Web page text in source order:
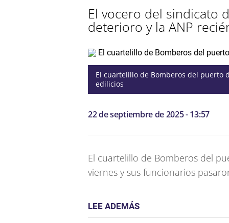
El vocero del sindicato
deterioro y la ANP
El cuartelillo de Bomberos del puerto
edilicios
22 de septiembre de 2025 - 13:57
El cuartelillo de Bomberos del
viernes y sus funcionarios
LEE ADEMÁS